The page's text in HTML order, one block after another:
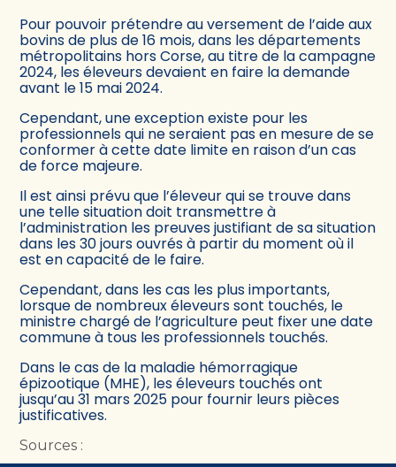
Pour pouvoir prétendre au versement de l’aide aux
bovins de plus de 16 mois, dans les départements
métropolitains hors Corse, au titre de la campagne
2024, les éleveurs devaient en faire la demande
avant le 15 mai 2024.
Cependant, une exception existe pour les
professionnels qui ne seraient pas en mesure de se
conformer à cette date limite en raison d’un cas
de force majeure.
Il est ainsi prévu que l’éleveur qui se trouve dans
une telle situation doit transmettre à
l’administration les preuves justifiant de sa situation
dans les 30 jours ouvrés à partir du moment où il
est en capacité de le faire.
Cependant, dans les cas les plus importants,
lorsque de nombreux éleveurs sont touchés, le
ministre chargé de l’agriculture peut fixer une date
commune à tous les professionnels touchés.
Dans le cas de la maladie hémorragique
épizootique (MHE), les éleveurs touchés ont
jusqu’au 31 mars 2025 pour fournir leurs pièces
justificatives.
Sources :